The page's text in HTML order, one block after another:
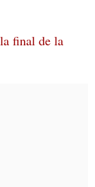
final de la